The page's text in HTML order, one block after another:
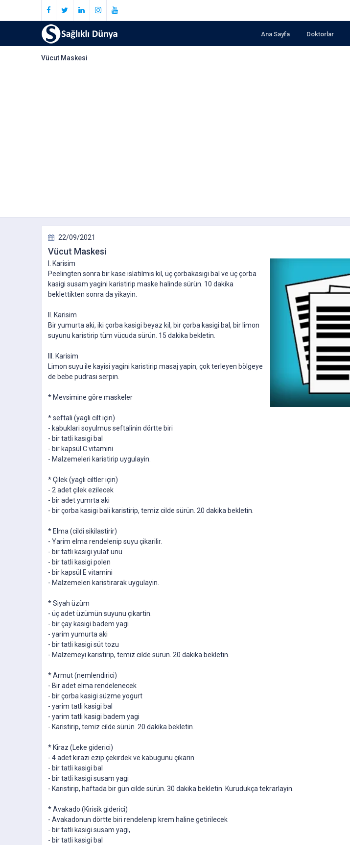
Ana Sayfa Doktorlar
Vücut Maskesi
22/09/2021
Vücut Maskesi
I. Karisim
Peelingten sonra bir kase islatilmis kil, üç çorbakasigi bal ve üç çorba
kasigi susam yagini karistirip maske halinde sürün. 10 dakika
beklettikten sonra da yikayin.
II. Karisim
Bir yumurta aki, iki çorba kasigi beyaz kil, bir çorba kasigi bal, bir limon
suyunu karistirip tüm vücuda sürün. 15 dakika bekletin.
III. Karisim
Limon suyu ile kayisi yagini karistirip masaj yapin, çok terleyen bölgeye
de bebe pudrasi serpin.
* Mevsimine göre maskeler
* seftali (yagli cilt için)
- kabuklari soyulmus seftalinin dörtte biri
- bir tatli kasigi bal
- bir kapsül C vitamini
- Malzemeleri karistirip uygulayin.
* Çilek (yagli ciltler için)
- 2 adet çilek ezilecek
- bir adet yumrta aki
- bir çorba kasigi bali karistirip, temiz cilde sürün. 20 dakika bekletin.
* Elma (cildi sikilastirir)
- Yarim elma rendelenip suyu çikarilir.
- bir tatli kasigi yulaf unu
- bir tatli kasigi polen
- bir kapsül E vitamini
- Malzemeleri karistirarak uygulayin.
* Siyah üzüm
- üç adet üzümün suyunu çikartin.
- bir çay kasigi badem yagi
- yarim yumurta aki
- bir tatli kasigi süt tozu
- Malzemeyi karistirip, temiz cilde sürün. 20 dakika bekletin.
* Armut (nemlendirici)
- Bir adet elma rendelenecek
- bir çorba kasigi süzme yogurt
- yarim tatli kasigi bal
- yarim tatli kasigi badem yagi
- Karistirip, temiz cilde sürün. 20 dakika bekletin.
* Kiraz (Leke giderici)
- 4 adet kirazi ezip çekirdek ve kabugunu çikarin
- bir tatli kasigi bal
- bir tatli kasigi susam yagi
- Karistirip, haftada bir gün cilde sürün. 30 dakika bekletin. Kurudukça tekrarlayin.
* Avakado (Kirisik giderici)
- Avakadonun dörtte biri rendelenip krem haline getirilecek
- bir tatli kasigi susam yagi,
- bir tatli kasigi bal